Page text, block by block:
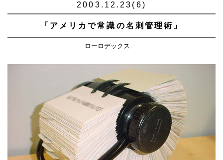
2003.12.23(6)
「アメリカで常識の名刺管理術」
ローロデックス